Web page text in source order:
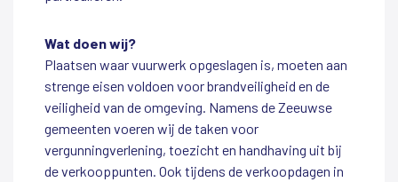
Wat doen wij?
Plaatsen waar vuurwerk opgeslagen is, moeten aan
strenge eisen voldoen voor brandveiligheid en de
veiligheid van de omgeving. Namens de Zeeuwse
gemeenten voeren wij de taken voor
vergunningverlening, toezicht en handhaving uit bij
de verkooppunten. Ook tijdens de verkoopdagen in